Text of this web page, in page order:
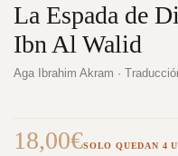
La Espada de
Ibn Al Walid
Aga Ibrahim Akram ·
18,00€SOLO QUEDAN 4